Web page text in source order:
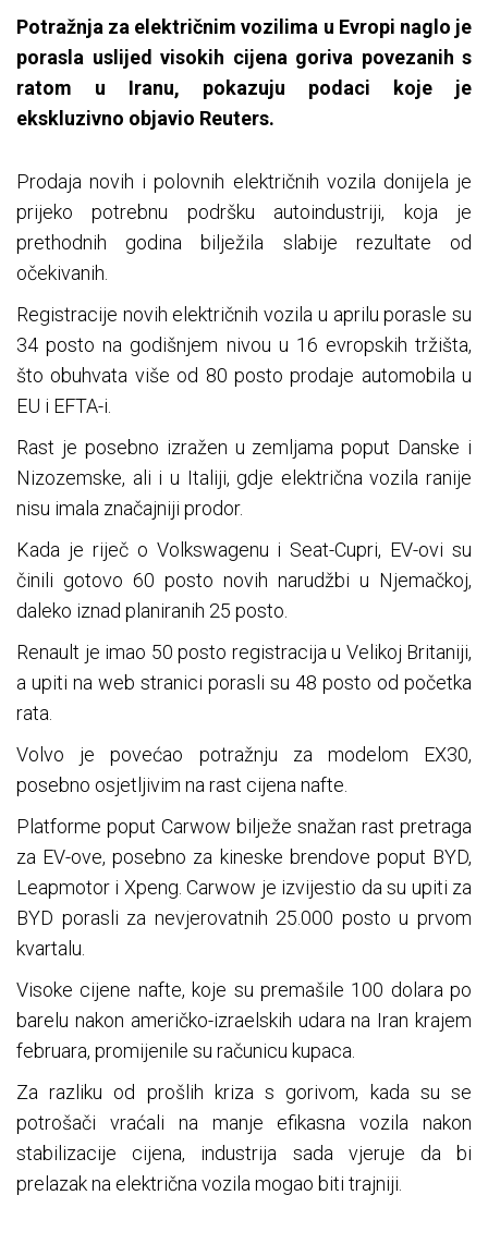
Potražnja za električnim vozilima u Evropi naglo je
porasla uslijed visokih cijena goriva povezanih s
ratom u Iranu, pokazuju podaci koje je
ekskluzivno objavio Reuters.
Prodaja novih i polovnih električnih vozila donijela je
prijeko potrebnu podršku autoindustriji, koja je
prethodnih godina bilježila slabije rezultate od
očekivanih.
Registracije novih električnih vozila u aprilu porasle su
34 posto na godišnjem nivou u 16 evropskih tržišta,
što obuhvata više od 80 posto prodaje automobila u
EU i EFTA-i.
Rast je posebno izražen u zemljama poput Danske i
Nizozemske, ali i u Italiji, gdje električna vozila ranije
nisu imala značajniji prodor.
Kada je riječ o Volkswagenu i Seat-Cupri, EV-ovi su
činili gotovo 60 posto novih narudžbi u Njemačkoj,
daleko iznad planiranih 25 posto.
Renault je imao 50 posto registracija u Velikoj Britaniji,
a upiti na web stranici porasli su 48 posto od početka
rata.
Volvo je povećao potražnju za modelom EX30,
posebno osjetljivim na rast cijena nafte.
Platforme poput Carwow bilježe snažan rast pretraga
za EV-ove, posebno za kineske brendove poput BYD,
Leapmotor i Xpeng. Carwow je izvijestio da su upiti za
BYD porasli za nevjerovatnih 25.000 posto u prvom
kvartalu.
Visoke cijene nafte, koje su premašile 100 dolara po
barelu nakon američko-izraelskih udara na Iran krajem
februara, promijenile su računicu kupaca.
Za razliku od prošlih kriza s gorivom, kada su se
potrošači vraćali na manje efikasna vozila nakon
stabilizacije cijena, industrija sada vjeruje da bi
prelazak na električna vozila mogao biti trajniji.